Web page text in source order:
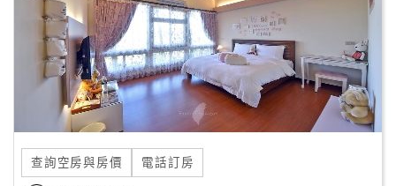
訂
單
管
查詢空房與房價 電話訂房